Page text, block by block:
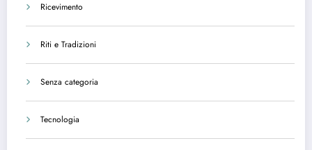
Ricevimento
Riti e Tradizioni
Senza categoria
Tecnologia